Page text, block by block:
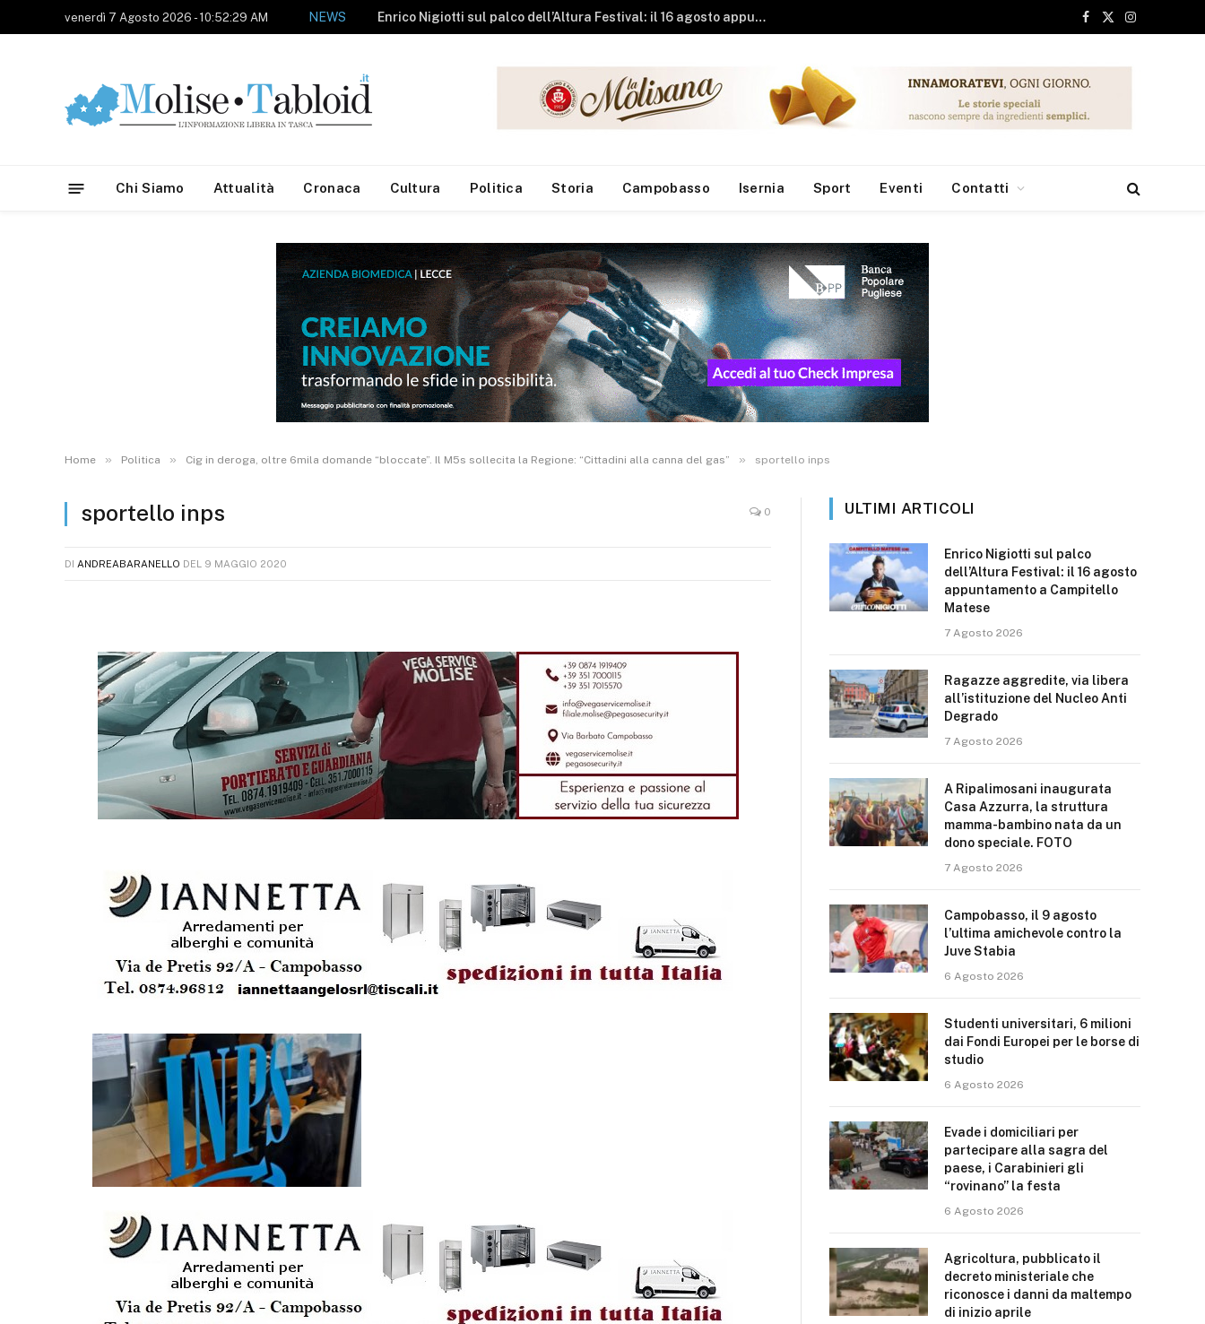
venerdì 7 Agosto 2026 - 10:52:29 AM NEWS
Facebook
X
Instagram
Chi Siamo Attualità Cronaca Cultura Politica Storia Campobasso Isernia Sport Eventi Contatti
Home » Politica » Cig in deroga, oltre 6mila domande “bloccate”. Il M5s sollecita la Regione: “Cittadini alla canna del gas” » sportello inps
sportello inps 0
DI ANDREABARANELLO DEL 9 MAGGIO 2020
ULTIMI ARTICOLI
Enrico Nigiotti sul palco
dell’Altura Festival: il 16 agosto
appuntamento a Campitello
Matese
7 Agosto 2026
Ragazze aggredite, via libera
all’istituzione del Nucleo Anti
Degrado
7 Agosto 2026
A Ripalimosani inaugurata
Casa Azzurra, la struttura
mamma-bambino nata da un
dono speciale. FOTO
7 Agosto 2026
Campobasso, il 9 agosto
l’ultima amichevole contro la
Juve Stabia
6 Agosto 2026
Studenti universitari, 6 milioni
dai Fondi Europei per le borse di
studio
6 Agosto 2026
Evade i domiciliari per
partecipare alla sagra del
paese, i Carabinieri gli
“rovinano” la festa
6 Agosto 2026
Agricoltura, pubblicato il
decreto ministeriale che
riconosce i danni da maltempo
di inizio aprile